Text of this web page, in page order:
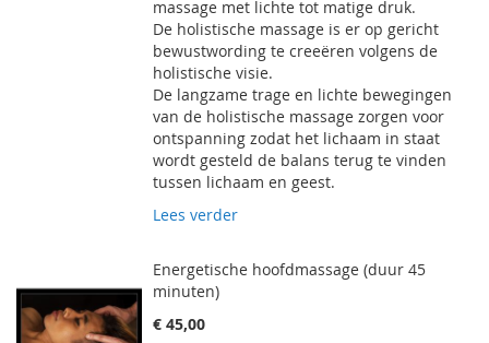
massage met lichte tot matige druk.
De holistische massage is er op gericht
bewustwording te creeëren volgens de
holistische visie.
De langzame trage en lichte bewegingen
van de holistische massage zorgen voor
ontspanning zodat het lichaam in staat
wordt gesteld de balans terug te vinden
tussen lichaam en geest.
Lees verder
Energetische hoofdmassage (duur 45
minuten)
€ 45,00